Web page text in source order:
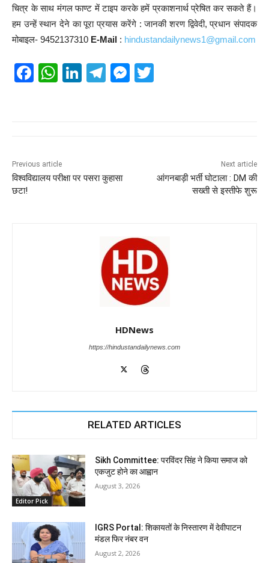
चित्र के साथ मंगल फाण्ट में टाइप करके हमें प्रकाशनार्थ प्रेषित कर सकते हैं।
हम उन्हें स्थान देने का पूरा प्रयास करेंगे : जानकी शरण द्विवेदी, प्रधान संपादक
मोबाइल- 9452137310 E-Mail : hindustandailynews1@gmail.com
F
o
o
W
p
p
Li
T
M
Previous article
विश्वविद्यालय परीक्षा पर पसरा कुहासा
छटा!
Next article
आंगनबाड़ी भर्ती घोटाला : DM की
सख्ती से इस्तीफे शुरू
HDNews
https://hindustandailynews.com
RELATED ARTICLES
Editor Pick
Sikh Committee: परविंदर सिंह ने किया समाज को
एकजुट होने का आह्वान
August 3, 2026
IGRS Portal: शिकायतों के निस्तारण में देवीपाटन
मंडल फिर नंबर वन
August 2, 2026